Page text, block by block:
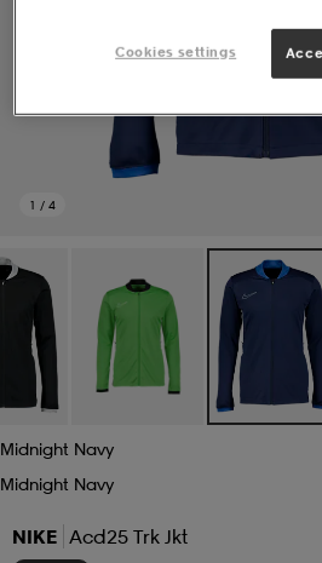
1 / 4
Midnight Navy
Midnight Navy
NIKE Acd25 Trk Jkt
Cookies settings